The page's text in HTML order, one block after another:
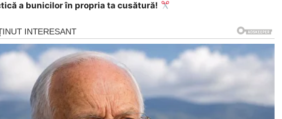
a bunicilor în propria ta cusătură!